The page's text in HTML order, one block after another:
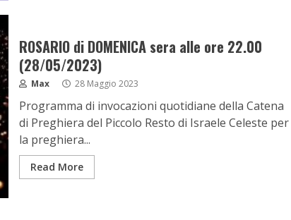
ROSARIO di DOMENICA sera alle ore 22.00
(28/05/2023)
Max 28 Maggio 2023
Programma di invocazioni quotidiane della Catena
di Preghiera del Piccolo Resto di Israele Celeste per
la preghiera...
Read More